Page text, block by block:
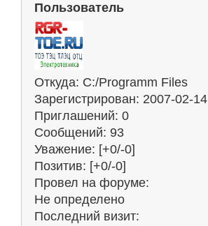
Пользователь
Откуда: C:/Programm Files
Зарегистрирован: 2007-02-14
Приглашений: 0
Сообщений: 93
Уважение: [+0/-0]
Позитив: [+0/-0]
Провел на форуме:
Не определено
Последний визит: